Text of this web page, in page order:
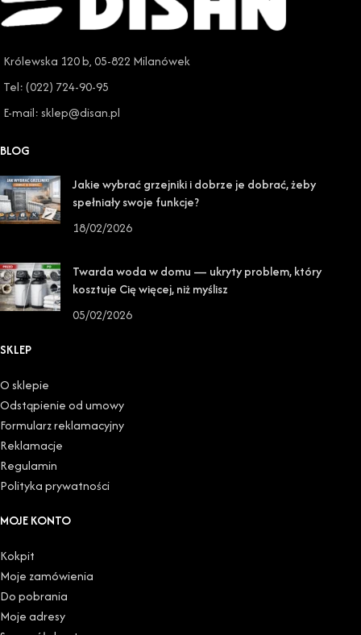
Królewska 120 b, 05-822 Milanówek
Tel: (022) 724-90-95
E-mail: sklep@disan.pl
BLOG
Jakie wybrać grzejniki i dobrze je dobrać, żeby
spełniały swoje funkcje?
18/02/2026
Twarda woda w domu — ukryty problem, który
kosztuje Cię więcej, niż myślisz
05/02/2026
SKLEP
O sklepie
Odstąpienie od umowy
Formularz reklamacyjny
Reklamacje
Regulamin
Polityka prywatności
MOJE KONTO
Kokpit
Moje zamówienia
Do pobrania
Moje adresy